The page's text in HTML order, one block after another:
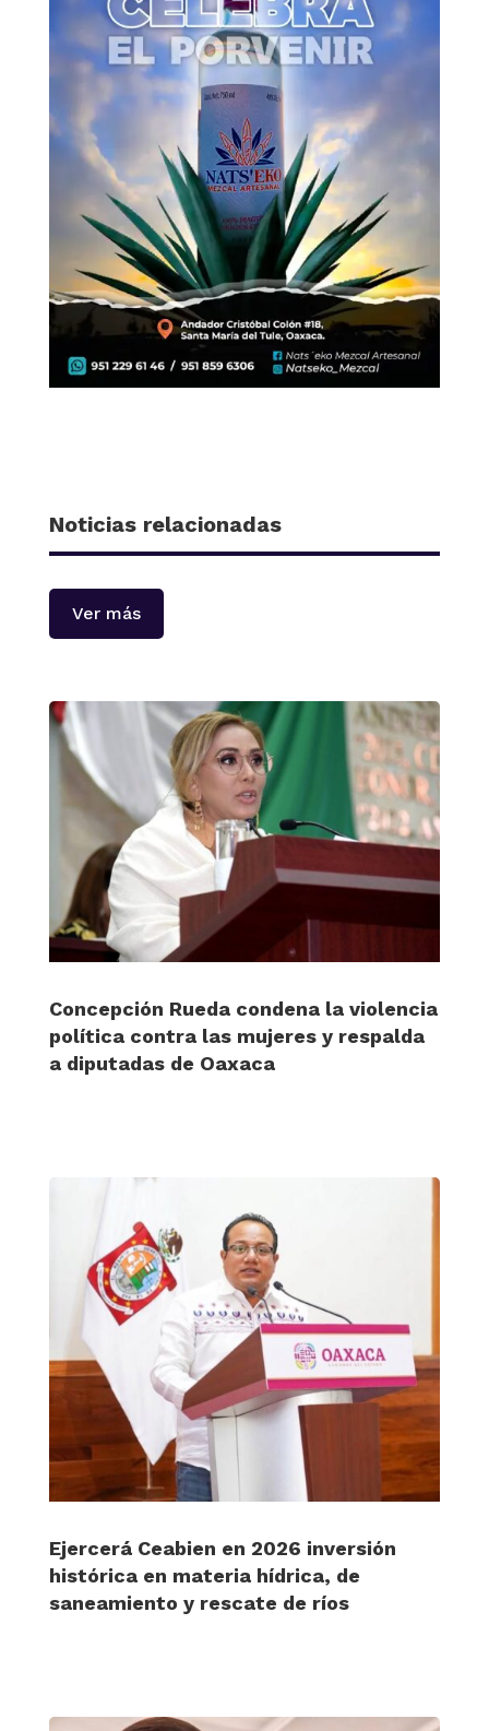
Noticias relacionadas
Ver más
Concepción Rueda condena la violencia
política contra las mujeres y respalda
a diputadas de Oaxaca
Ejercerá Ceabien en 2026 inversión
histórica en materia hídrica, de
saneamiento y rescate de ríos